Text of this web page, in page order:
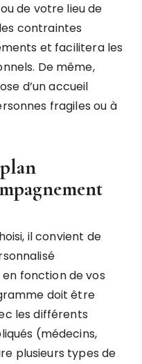
de votre lieu de
contraintes
et facilitera les
De même,
d’un accueil
fragiles ou à
il convient de
fonction de vos
doit être
les différents
(médecins,
plusieurs types de